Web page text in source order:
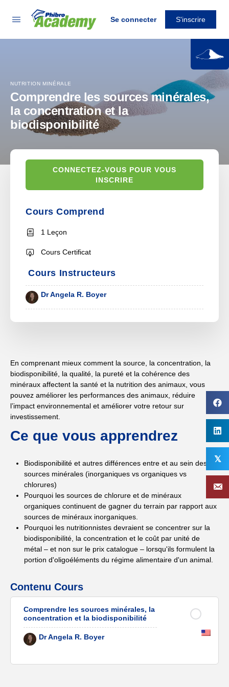
Se connecter S'inscrire
NUTRITION MINÉRALE
Comprendre les sources minérales,
la concentration et la
biodisponibilité
En comprenant mieux comment la source, la concentration, la
biodisponibilité, la qualité, la pureté et la cohérence des
minéraux affectent la santé et la nutrition des animaux, vous
pouvez améliorer les performances des animaux, réduire
l’impact environnemental et améliorer votre retour sur
investissement.
Ce que vous apprendrez
Biodisponibilité et autres différences entre et au sein des
sources minérales (inorganiques vs organiques vs
chlorures)
Pourquoi les sources de chlorure et de minéraux
organiques continuent de gagner du terrain par rapport aux
sources de minéraux inorganiques.
Pourquoi les nutritionnistes devraient se concentrer sur la
biodisponibilité, la concentration et le coût par unité de
métal – et non sur le prix catalogue – lorsqu'ils formulent la
portion d'oligoéléments du régime alimentaire d'un animal.
Contenu Cours
Comprendre les sources minérales, la
concentration et la biodisponibilité
Dr Angela R. Boyer
CONNECTEZ-VOUS POUR VOUS
INSCRIRE
Cours Comprend
1 Leçon
Cours Certificat
Cours Instructeurs
Dr Angela R. Boyer
𝕏